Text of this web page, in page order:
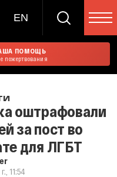
EN
ПОМОЩЬ
пожертвования
оштрафовали
за пост во
для ЛГБТ
11:54